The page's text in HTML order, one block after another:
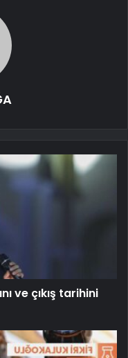
ve çıkış tarihini